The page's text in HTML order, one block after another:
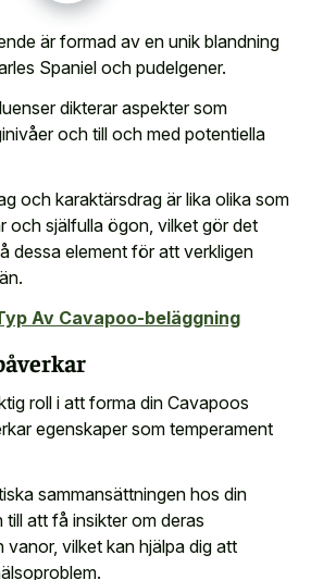
är formad av en unik blandning
Spaniel och pudelgener.
dikterar aspekter som
och till och med potentiella
och karaktärsdrag är lika olika som
och själfulla ögon, vilket gör det
dessa element för att verkligen
Av Cavapoo-beläggning
roll i att forma din Cavapoos
egenskaper som temperament
sammansättningen hos din
att få insikter om deras
vilket kan hjälpa dig att